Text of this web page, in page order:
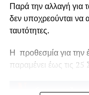
Παρά την αλλαγή για
δεν υποχρεούνται να
ταυτότητες.
Η προθεσμία για την
παραμένει έως τις 25